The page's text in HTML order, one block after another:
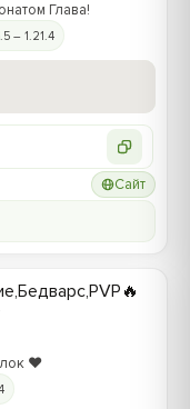
Глава!
– 1.21.4
Сайт
❤️